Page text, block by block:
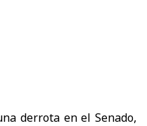
derrota en el Senado,